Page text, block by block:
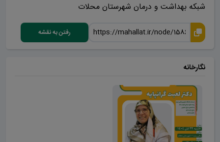
شبکه بهداشت و درمان شهرستان محلات
رفتن به نقشه
نگارخانه